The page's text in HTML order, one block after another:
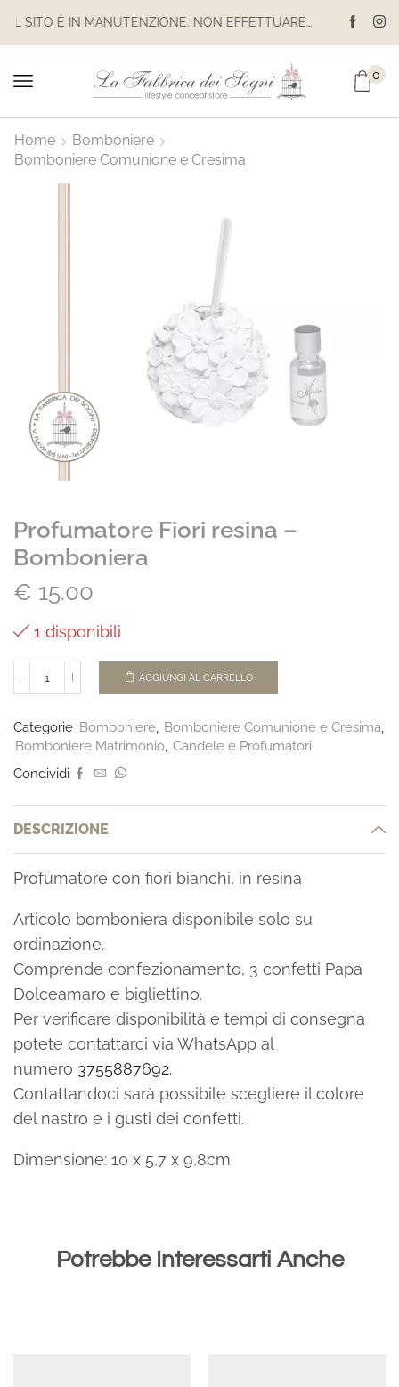
IL SITO È IN MANUTENZIONE. NON EFFETTUARE ACQUISTI. LE SPEDIZIONI SONO SOSPESE
0
Home
Bomboniere
Bomboniere Comunione e Cresima
Profumatore Fiori resina –
Bomboniera
€ 15.00
1 disponibili
AGGIUNGI AL CARRELLO
Categorie Bomboniere Bomboniere Comunione e Cresima
Bomboniere Matrimonio Candele e Profumatori
Condividi
DESCRIZIONE
Profumatore con fiori bianchi, in resina
Articolo bomboniera disponibile solo su
ordinazione.
Comprende confezionamento, 3 confetti Papa
Dolceamaro e bigliettino.
Per verificare disponibilità e tempi di consegna
potete contattarci via WhatsApp al
numero 3755887692.
Contattandoci sarà possibile scegliere il colore
del nastro e i gusti dei confetti.
Dimensione: 10 x 5,7 x 9,8cm
Potrebbe Interessarti Anche